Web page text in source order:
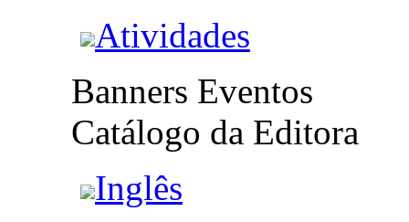
Atividades
Banners Eventos
Catálogo da Editora
Inglês